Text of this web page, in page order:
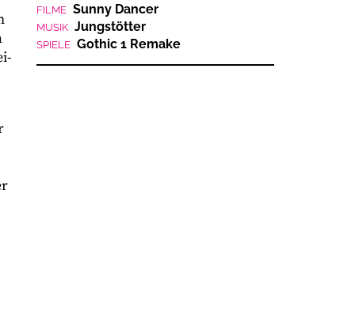
FILME Sunny Dancer
MUSIK Jungstötter
SPIELE Gothic 1 Remake